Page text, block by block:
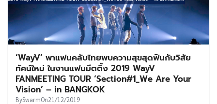
‘WayV’ พาแฟนคลับไทยพบความสุขสุดฟินกับวิสัย
ทัศน์ใหม่ ในงานแฟนมีตติ้ง 2019 WayV
FANMEETING TOUR ‘Section#1_We Are Your
Vision’ – in BANGKOK
BySwarmOn21/12/2019